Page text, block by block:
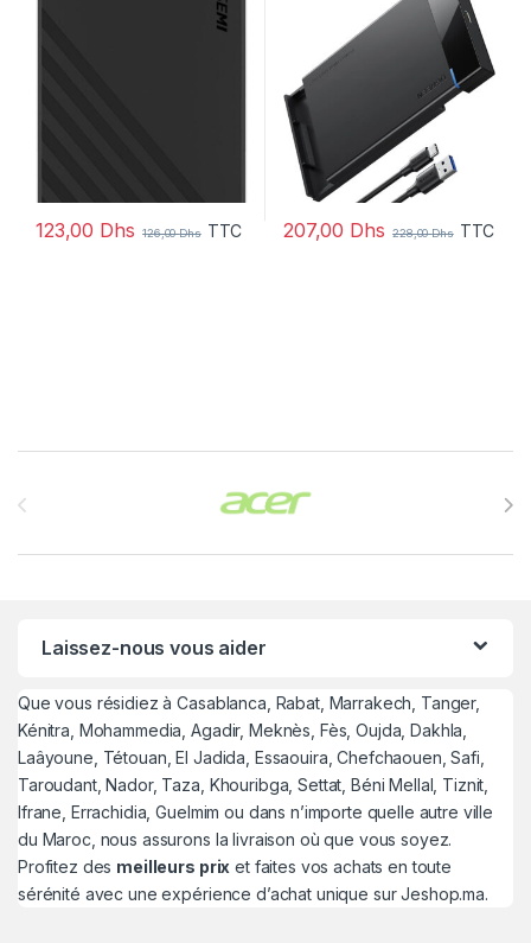
123,00 Dhs 126,00Dhs TTC 207,00 Dhs 228,00Dhs TTC
Laissez-nous vous aider
Que vous résidiez à Casablanca, Rabat, Marrakech, Tanger,
Kénitra, Mohammedia, Agadir, Meknès, Fès, Oujda, Dakhla,
Laâyoune, Tétouan, El Jadida, Essaouira, Chefchaouen, Safi,
Taroudant, Nador, Taza, Khouribga, Settat, Béni Mellal, Tiznit,
Ifrane, Errachidia, Guelmim ou dans n’importe quelle autre ville
du Maroc, nous assurons la livraison où que vous soyez.
Profitez des meilleurs prix et faites vos achats en toute
sérénité avec une expérience d’achat unique sur Jeshop.ma.